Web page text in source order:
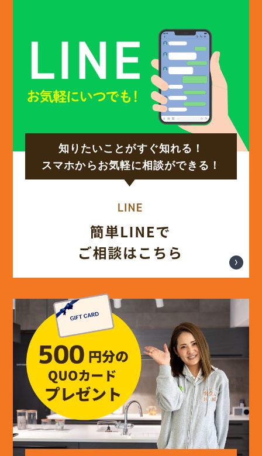
知りたいことがすぐ知れる！
スマホからお気軽に相談ができる！